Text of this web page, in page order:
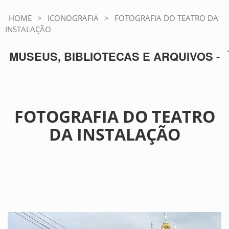
HOME > ICONOGRAFIA >
FOTOGRAFIA DO TEATRO DA
INSTALAÇÃO
MUSEUS, BIBLIOTECAS E ARQUIVOS -
FOTOGRAFIA DO TEATRO
DA INSTALAÇÃO